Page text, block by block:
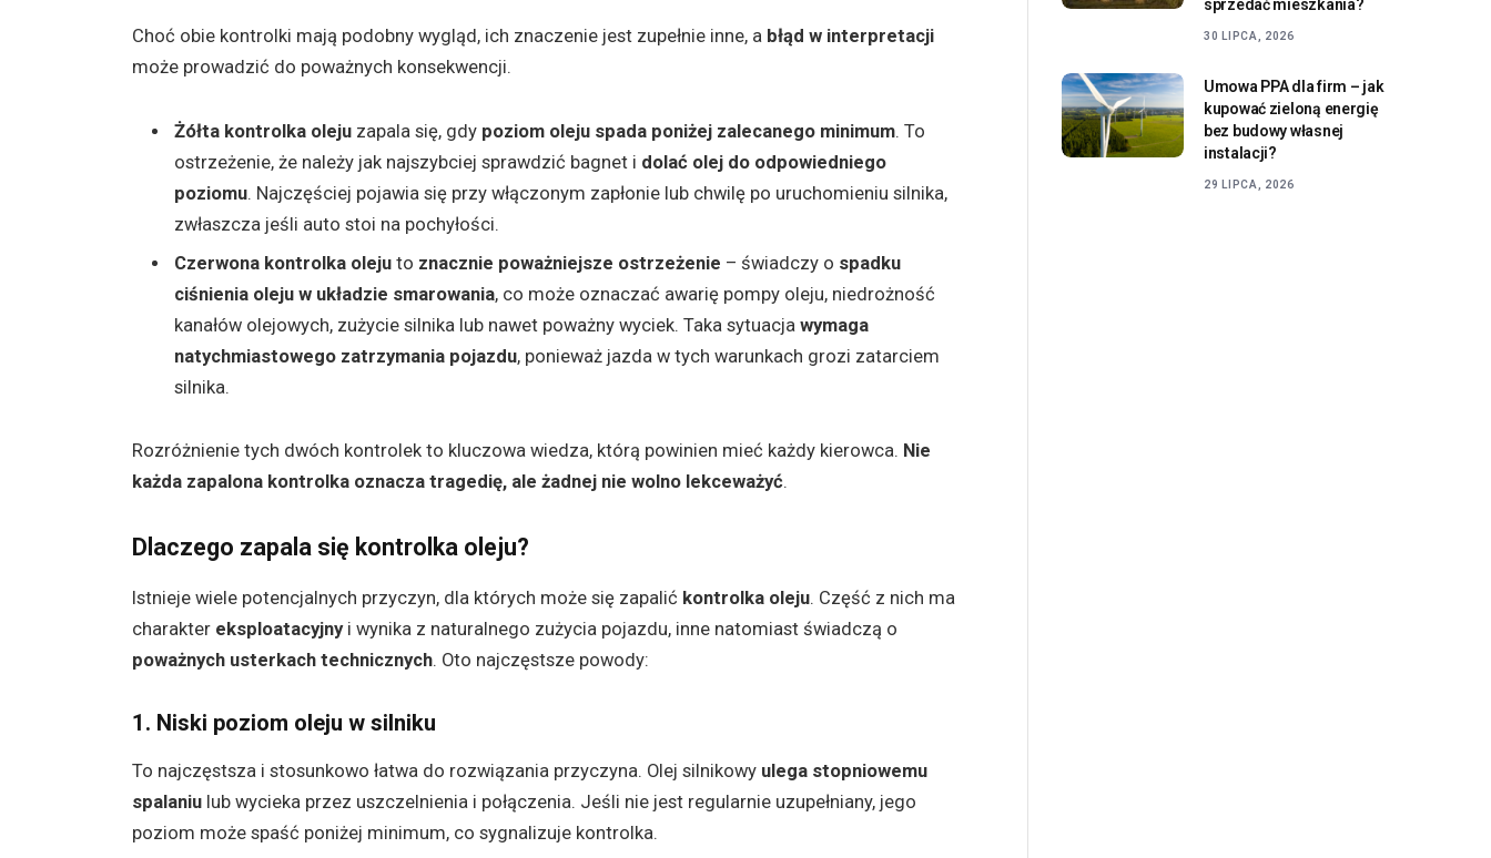
Choć obie kontrolki mają podobny wygląd, ich znaczenie jest zupełnie inne, a błąd w interpretacji
może prowadzić do poważnych konsekwencji.
Żółta kontrolka olejuzapala się, gdy poziom oleju spada poniżej zalecanego minimum. To
ostrzeżenie, że należy jak najszybciej sprawdzić bagnet i dolać olej do odpowiedniego
poziomu. Najczęściej pojawia się przy włączonym zapłonie lub chwilę po uruchomieniu silnika,
zwłaszcza jeśli auto stoi na pochyłości.
Czerwona kontrolka olejuto znacznie poważniejsze ostrzeżenie – świadczy o spadku
ciśnienia oleju w układzie smarowania, co może oznaczać awarię pompy oleju, niedrożność
kanałów olejowych, zużycie silnika lub nawet poważny wyciek. Taka sytuacja wymaga
natychmiastowego zatrzymania pojazdu, ponieważ jazda w tych warunkach grozi zatarciem
silnika.
Rozróżnienie tych dwóch kontrolek to kluczowa wiedza, którą powinien mieć każdy kierowca. Nie
każda zapalona kontrolka oznacza tragedię, ale żadnej nie wolno lekceważyć.
Dlaczego zapala się kontrolka oleju?
Istnieje wiele potencjalnych przyczyn, dla których może się zapalić kontrolka oleju. Część z nich ma
charakter eksploatacyjnyi wynika z naturalnego zużycia pojazdu, inne natomiast świadczą o
poważnych usterkach technicznych. Oto najczęstsze powody:
1. Niski poziom oleju w silniku
To najczęstsza i stosunkowo łatwa do rozwiązania przyczyna. Olej silnikowy ulega stopniowemu
spalaniulub wycieka przez uszczelnienia i połączenia. Jeśli nie jest regularnie uzupełniany, jego
poziom może spaść poniżej minimum, co sygnalizuje kontrolka.
sprzedać mieszkania?
30 LIPCA, 2026
Umowa PPA dla firm – jak
kupować zieloną energię
bez budowy własnej
instalacji?
29 LIPCA, 2026